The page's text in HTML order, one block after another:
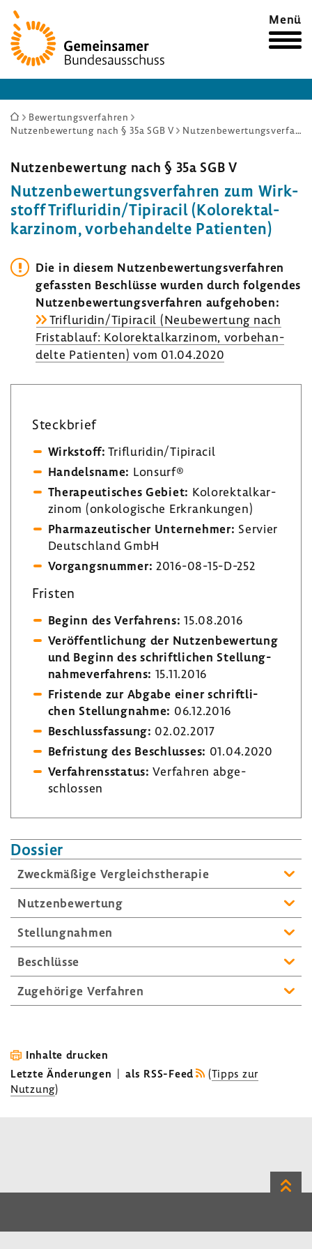
Zur
Startseite
Menü
Sie
sind
Bewertungsverfahren
Nutzenbewertung nach § 35a SGB V
Nutzenbewertungsverfahren zum Wirkstoff Trifluridin/Tipiracil (Kolorektalkarzinom, vorbehandelte Patienten)
Nutzen­be­wer­tung nach § 35a SGB V
Nutzen­be­wer­tungs­ver­fahren zum Wirk­
stoff Trif­lu­ridin/Tipi­racil (Kolo­rek­tal­
kar­zinom, vorbe­han­delte Pati­enten)
Die in diesem Nutzen­be­wer­tungs­ver­fahren
gefassten Beschlüsse wurden durch folgendes
Nutzen­be­wer­tungs­ver­fahren aufge­hoben:
Trif­lu­ridin/Tipi­racil (Neube­wer­tung nach
Frist­ab­lauf: Kolo­rek­tal­kar­zinom, vorbe­han­
delte Pati­enten) vom 01.04.2020
Steck­brief
Wirk­stoff: Trif­lu­ridin/Tipi­racil
Handels­name: Lonsurf®
Thera­peu­ti­sches Gebiet: Kolo­rek­tal­kar­
zinom (onko­lo­gi­sche Erkran­kungen)
Phar­ma­zeu­ti­scher Unter­nehmer: Servier
Deutsch­land GmbH
Vorgangs­nummer: 2016-​08-15-D-252
Fristen
Beginn des Verfah­rens: 15.08.2016
Veröf­fent­li­chung der Nutzen­be­wer­tung
und Beginn des schrift­li­chen Stel­lung­
nah­me­ver­fah­rens: 15.11.2016
Fris­tende zur Abgabe einer schrift­li­
chen Stel­lung­nahme: 06.12.2016
Beschluss­fas­sung: 02.02.2017
Befris­tung des Beschlusses: 01.04.2020
Verfah­rens­status: Verfahren abge­
schlossen
Dossier
Zweck­mä­ßige Vergleichs­the­rapie
Nutzen­be­wer­tung
Stel­lung­nahmen
Beschlüsse
Zuge­hö­rige Verfahren
Inhalte drucken
Letzte Änderungen | als RSS-Feed (Tipps zur
Nutzung)
Zum